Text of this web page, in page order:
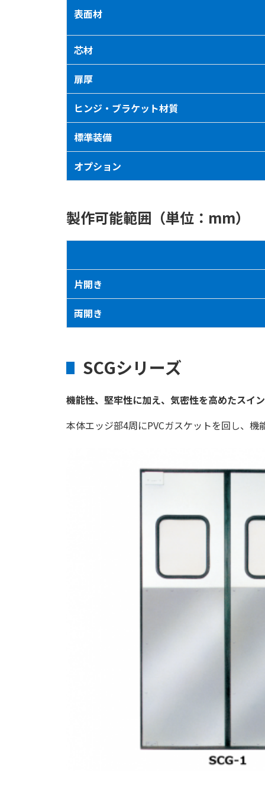
表面材
芯材
扉厚
ヒンジ・ブラケット材質
標準装備
オプション
製作可能範囲（単位：mm）
片開き
両開き
SCGシリーズ
機能性、堅牢性に加え、気密性を高めたスイ
本体エッジ部4周にPVCガスケットを回し、